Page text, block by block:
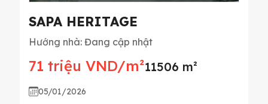
SAPA HERITAGE
Hướng nhà: Đang cập nhật
71 triệu VND/m²11506 m²
05/01/2026